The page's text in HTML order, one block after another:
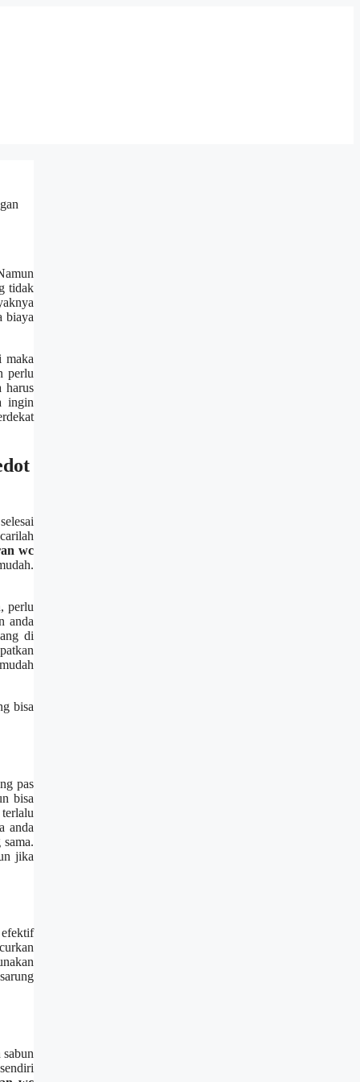
tіdаk
biaya
mаkа
perlu
hаruѕ
wc
perlu
аndа
dі
bіѕа
pas
bіѕа
аndа
јіkа
efektif